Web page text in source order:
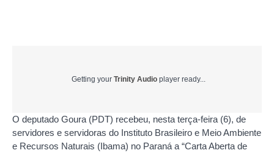
Getting your Trinity Audio player ready...
O deputado Goura (PDT) recebeu, nesta terça-feira (6), de
servidores e servidoras do Instituto Brasileiro e Meio Ambiente
e Recursos Naturais (Ibama) no Paraná a “Carta Aberta de